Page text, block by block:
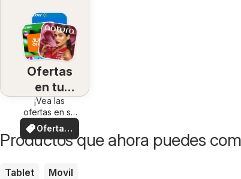
Ofertas
en tu
zona
¡Vea las
ofertas en su
zona!
Ofertas
locales
Productos que ahora puedes
Tablet Movil